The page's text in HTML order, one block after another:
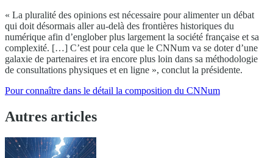
« La pluralité des opinions est nécessaire pour alimenter un débat
qui doit désormais aller au-delà des frontières historiques du
numérique afin d’englober plus largement la société française et sa
complexité. […] C’est pour cela que le CNNum va se doter d’une
galaxie de partenaires et ira encore plus loin dans sa méthodologie
de consultations physiques et en ligne », conclut la présidente.
Pour connaître dans le détail la composition du CNNum
Autres articles